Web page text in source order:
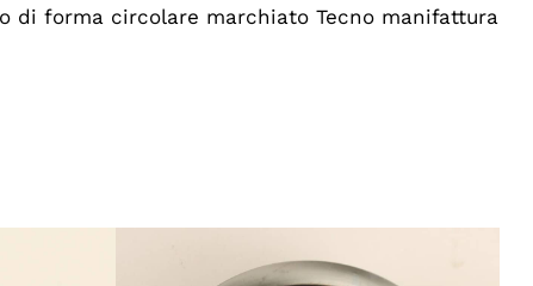
di forma circolare marchiato Tecno manifattura